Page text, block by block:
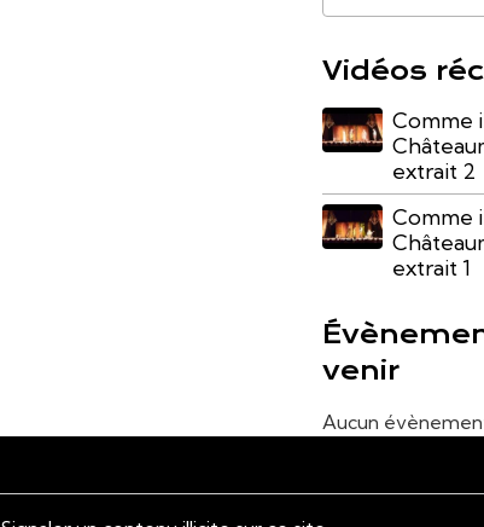
Vidéos
Comme
extrait 2
Comme
extrait 1
venir
Aucun